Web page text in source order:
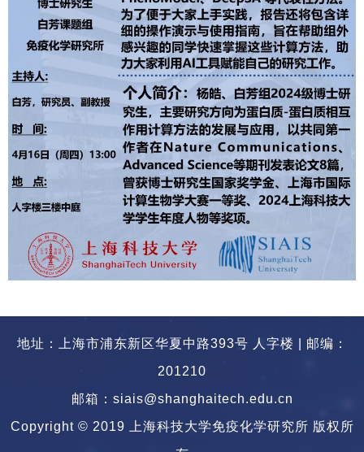
地址：上海市浦东新区华夏中路393号 人字楼 | 邮编：
201210
邮箱：siais@shanghaitech.edu.cn
Copyright © 2019 上海科技大学免疫化学研究所 版权所